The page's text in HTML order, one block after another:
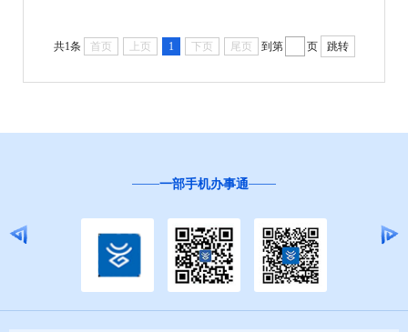
共1条 首页 上页 1 下页 尾页 到第 页 跳转
一部手机办事通